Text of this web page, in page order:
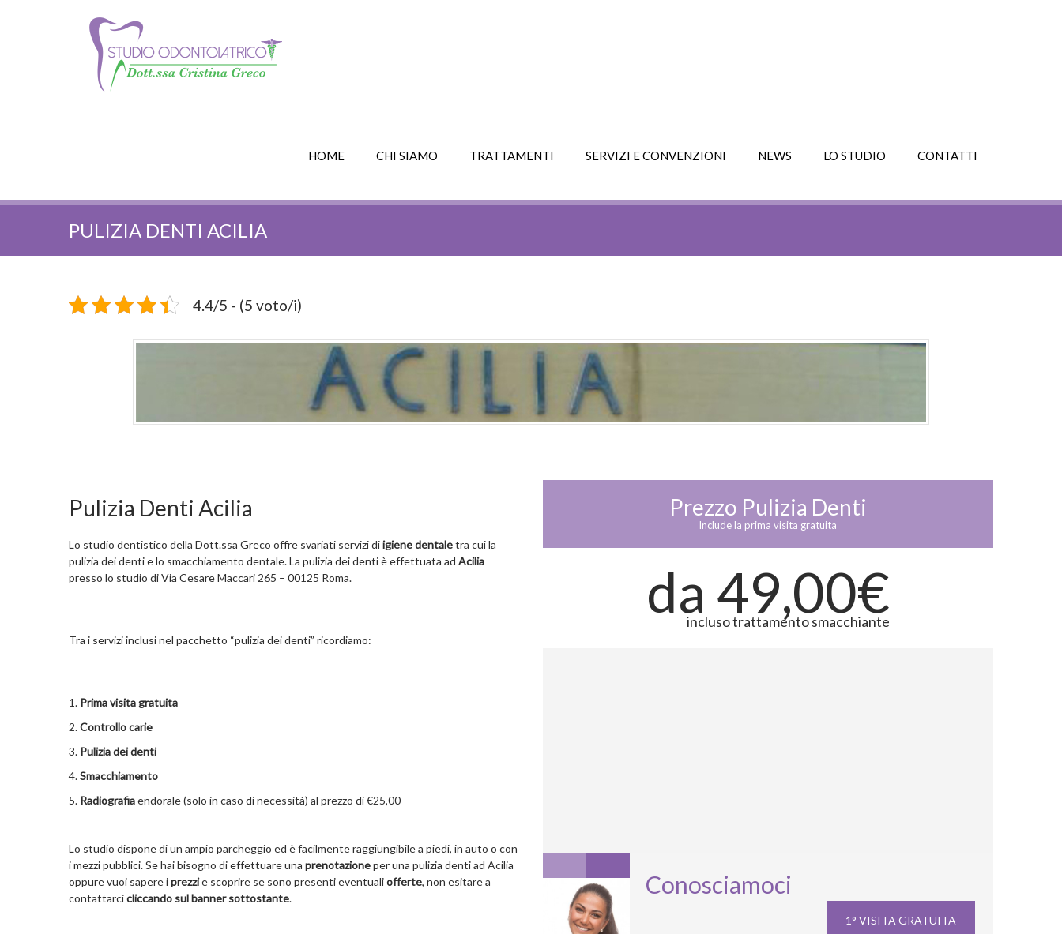
HOME CHI SIAMO TRATTAMENTI SERVIZI E CONVENZIONI NEWS LO STUDIO CONTATTI
PULIZIA DENTI ACILIA
4.4/5 - (5 voto/i)
Pulizia Denti Acilia
Lo studio dentistico della Dott.ssa Greco offre svariati servizi diigiene dentaletra cui la
pulizia dei denti e lo smacchiamento dentale. La pulizia dei denti è effettuata ad Acilia
presso lo studio di Via Cesare Maccari 265 – 00125 Roma.
Tra i servizi inclusi nel pacchetto “pulizia dei denti” ricordiamo:
Prima visita gratuita
Controllocarie
Pulizia dei denti
Smacchiamento
Radiografiaendorale (solo in caso di necessità) al prezzo di €25,00
Lo studio dispone di un ampio parcheggio ed è facilmente raggiungibile a piedi, in auto o con
i mezzi pubblici. Se hai bisogno di effettuare una prenotazioneper una pulizia denti ad Acilia
oppure vuoi sapere iprezzie scoprire se sono presenti eventualiofferte, non esitare a
contattarcicliccando sul banner sottostante.
Prezzo Pulizia Denti
Include la prima visita gratuita
da 49,00€
incluso trattamento smacchiante
Conosciamoci
1° VISITA GRATUITA